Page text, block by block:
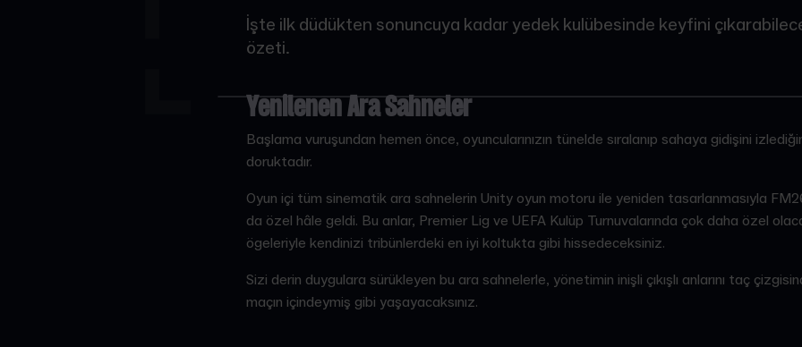
İşte ilk düdükten sonuncuya kadar yedek kulübesinde keyfini
özeti.
Yenilenen Ara Sahneler
Başlama vuruşundan hemen önce, oyuncularınızın tünelde sıralanıp sahaya gidişini
doruktadır.
Oyun içi tüm sinematik ara sahnelerin Unity oyun motoru ile yeniden tasarlanmasıyla
da özel hâle geldi. Bu anlar, Premier Lig ve UEFA Kulüp Turnuvalarında çok daha özel
ögeleriyle kendinizi tribünlerdeki en iyi koltukta gibi hissedeceksiniz.
Sizi derin duygulara sürükleyen bu ara sahnelerle, yönetimin inişli çıkışlı anlarını taç
maçın içindeymiş gibi yaşayacaksınız.